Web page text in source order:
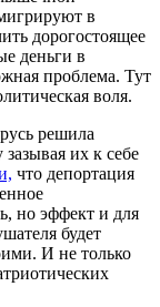
в
дорогостоящее
деньги в
проблема. Тут
воля.
решила
их к себе
что депортация
но эффект и для
будет
И не только